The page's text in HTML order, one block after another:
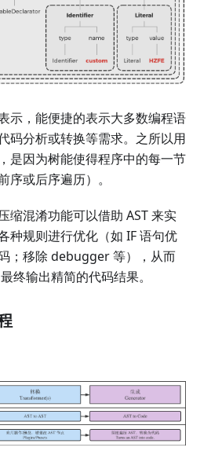
示，能便捷的表示大多数编程语
码分析或转换等需求。之所以用
是因为树能使得程序中的每一节
序或后序遍历）。
缩混淆功能可以借助 AST 来实
种规则进行优化（如 IF 语句优
；移除 debugger 等），从而
终输出精简的代码结果。